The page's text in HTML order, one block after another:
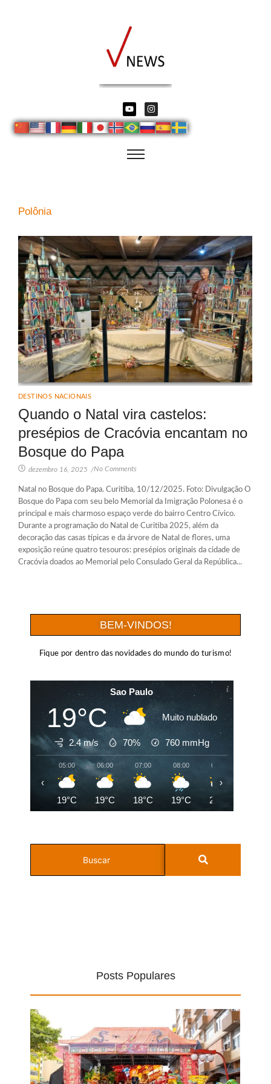
Polônia
DESTINOS NACIONAIS
Quando o Natal vira castelos:
presépios de Cracóvia encantam no
Bosque do Papa
dezembro 16, 2025 /No Comments
Natal no Bosque do Papa. Curitiba, 10/12/2025. Foto: Divulgação O
Bosque do Papa com seu belo Memorial da Imigração Polonesa é o
principal e mais charmoso espaço verde do bairro Centro Cívico.
Durante a programação do Natal de Curitiba 2025, além da
decoração das casas típicas e da árvore de Natal de flores, uma
exposição reúne quatro tesouros: presépios originais da cidade de
Cracóvia doados ao Memorial pelo Consulado Geral da República...
BEM-VINDOS!
Fique por dentro das novidades do mundo do turismo!
Sao Paulo
19°C Muito nublado
2.4 m/s 70% 760 mmHg
05:00
19°C
06:00
19°C
07:00
18°C
08:00
19°C
09:00
20°C
‹ ›
Posts Populares